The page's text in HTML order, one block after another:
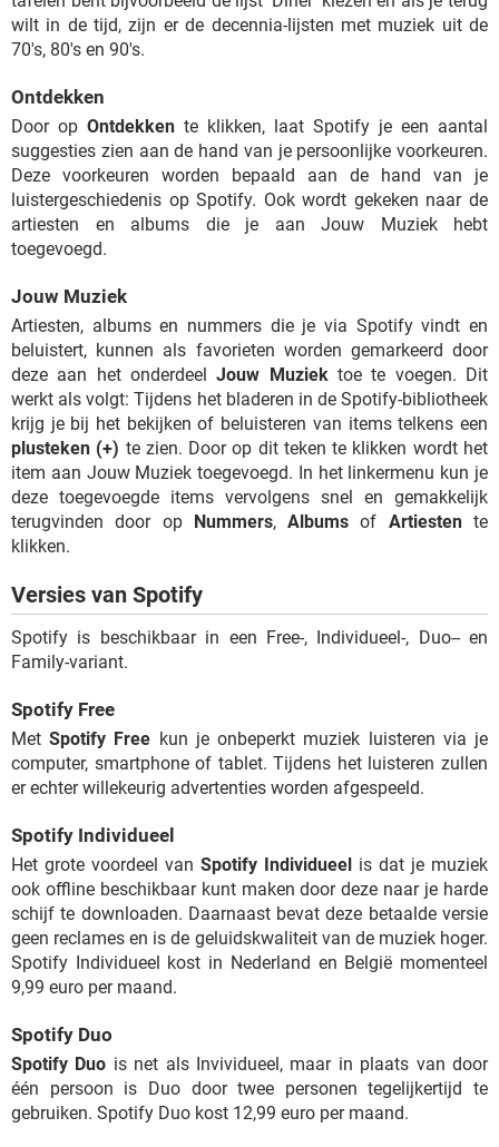
wilt in de tijd, zijn er de decennia-lijsten met muziek uit de
70's, 80's en 90's.
Ontdekken
Door op Ontdekken te klikken, laat Spotify je een aantal
suggesties zien aan de hand van je persoonlijke voorkeuren.
Deze voorkeuren worden bepaald aan de hand van je
luistergeschiedenis op Spotify. Ook wordt gekeken naar de
artiesten en albums die je aan Jouw Muziek hebt
toegevoegd.
Jouw Muziek
Artiesten, albums en nummers die je via Spotify vindt en
beluistert, kunnen als favorieten worden gemarkeerd door
deze aan het onderdeelJouw Muziektoe te voegen. Dit
werkt als volgt: Tijdens het bladeren in de Spotify-bibliotheek
krijg je bij het bekijken of beluisteren van items telkens een
plusteken (+) te zien. Door op dit teken te klikken wordt het
item aan Jouw Muziek toegevoegd. In het linkermenu kun je
deze toegevoegde items vervolgens snel en gemakkelijk
terugvinden door op Nummers,Albums of Artiestente
klikken.
Versies van Spotify
Spotify is beschikbaar in een Free-, Individueel-, Duo-- en
Family-variant.
Spotify Free
MetSpotify Free kun je onbeperkt muziek luisteren via je
computer, smartphone of tablet. Tijdens het luisteren zullen
er echter willekeurig advertenties worden afgespeeld.
Spotify Individueel
Het grote voordeel van Spotify Individueel is dat je muziek
ook offline beschikbaar kunt maken door deze naar je harde
schijf te downloaden. Daarnaast bevat deze betaalde versie
geen reclames en is de geluidskwaliteit van de muziek hoger.
Spotify Individueel kost in Nederland en België momenteel
9,99 euro per maand.
Spotify Duo
Spotify Duo is net als Invividueel, maar in plaats van door
één persoon is Duo door twee personen tegelijkertijd te
gebruiken. Spotify Duo kost 12,99 euro per maand.